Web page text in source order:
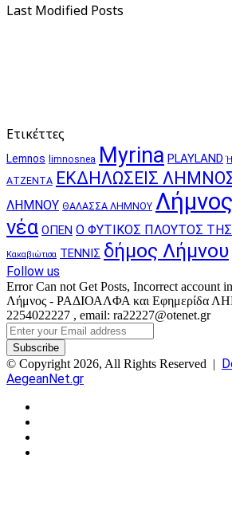
Last Modified Posts
Ετικέττες
Lemnos limnosnea Myrina PLAYLAND
ΑΤΖΕΝΤΑ ΕΚΔΗΛΩΣΕΙΣ
ΛΗΜΝΟΥ ΘΑΛΑΣΣΑ ΛΗΜΝΟΥ Λήμνος
νέα ΟΠΕΝ Ο ΦΥΤΙΚΟΣ ΠΛΟΥΤΟΣ
Κακαβιώτισα ΤΕΝΝΙΣ δήμος Λήμνου
Follow us
Error Can not Get Posts, Incorrect account
Λήμνος - ΡΑΔΙΟΑΛΦΑ και Εφημερίδα
2254022227 , email: ra22227@otenet.gr
Enter
your
Email
address
© Copyright 2026, All Rights Reserved |
AegeanNet.gr